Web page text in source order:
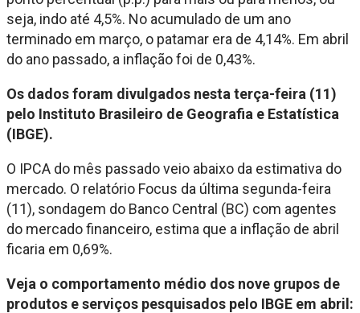
seja, indo até 4,5%. No acumulado de um ano
terminado em março, o patamar era de 4,14%. Em abril
do ano passado, a inflação foi de 0,43%.
Os dados foram divulgados nesta terça-feira (11)
pelo Instituto Brasileiro de Geografia e Estatística
(IBGE).
O IPCA do mês passado veio abaixo da estimativa do
mercado. O relatório Focus da última segunda-feira
(11), sondagem do Banco Central (BC) com agentes
do mercado financeiro, estima que a inflação de abril
ficaria em 0,69%.
Veja o comportamento médio dos nove grupos de
produtos e serviços pesquisados pelo IBGE em abril: